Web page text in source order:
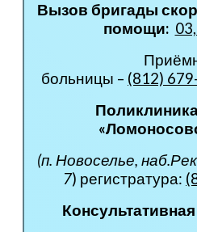
Вызов бригады
помощи:
больницы – (812)
(п. Новоселье,
7) регистратура: